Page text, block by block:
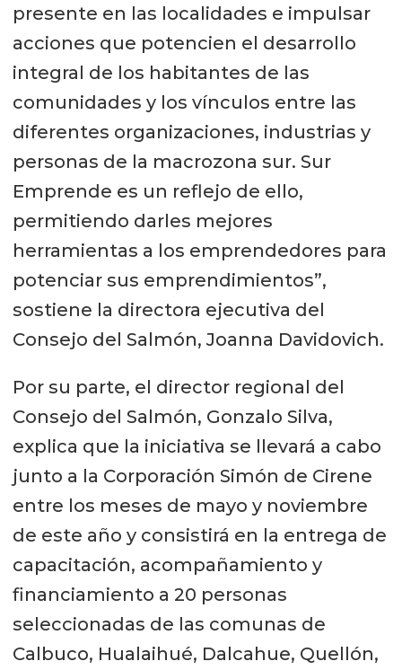
presente en las localidades e impulsar
acciones que potencien el desarrollo
integral de los habitantes de las
comunidades y los vínculos entre las
diferentes organizaciones, industrias y
personas de la macrozona sur. Sur
Emprende es un reflejo de ello,
permitiendo darles mejores
herramientas a los emprendedores para
potenciar sus emprendimientos”,
sostiene la directora ejecutiva del
Consejo del Salmón, Joanna Davidovich.
Por su parte, el director regional del
Consejo del Salmón, Gonzalo Silva,
explica que la iniciativa se llevará a cabo
junto a la Corporación Simón de Cirene
entre los meses de mayo y noviembre
de este año y consistirá en la entrega de
capacitación, acompañamiento y
financiamiento a 20 personas
seleccionadas de las comunas de
Calbuco, Hualaihué, Dalcahue, Quellón,